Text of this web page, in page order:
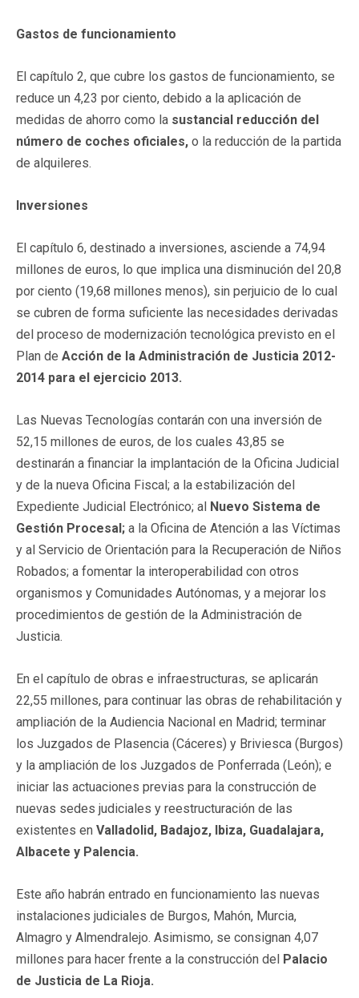
Gastos de funcionamiento
El capítulo 2, que cubre los gastos de funcionamiento, se
reduce un 4,23 por ciento, debido a la aplicación de
medidas de ahorro como la sustancial reducción del
número de coches oficiales, o la reducción de la partida
de alquileres.
Inversiones
El capítulo 6, destinado a inversiones, asciende a 74,94
millones de euros, lo que implica una disminución del 20,8
por ciento (19,68 millones menos), sin perjuicio de lo cual
se cubren de forma suficiente las necesidades derivadas
del proceso de modernización tecnológica previsto en el
Plan de Acción de la Administración de Justicia 2012-
2014 para el ejercicio 2013.
Las Nuevas Tecnologías contarán con una inversión de
52,15 millones de euros, de los cuales 43,85 se
destinarán a financiar la implantación de la Oficina Judicial
y de la nueva Oficina Fiscal; a la estabilización del
Expediente Judicial Electrónico; al Nuevo Sistema de
Gestión Procesal; a la Oficina de Atención a las Víctimas
y al Servicio de Orientación para la Recuperación de Niños
Robados; a fomentar la interoperabilidad con otros
organismos y Comunidades Autónomas, y a mejorar los
procedimientos de gestión de la Administración de
Justicia.
En el capítulo de obras e infraestructuras, se aplicarán
22,55 millones, para continuar las obras de rehabilitación y
ampliación de la Audiencia Nacional en Madrid; terminar
los Juzgados de Plasencia (Cáceres) y Briviesca (Burgos)
y la ampliación de los Juzgados de Ponferrada (León); e
iniciar las actuaciones previas para la construcción de
nuevas sedes judiciales y reestructuración de las
existentes en Valladolid, Badajoz, Ibiza, Guadalajara,
Albacete y Palencia.
Este año habrán entrado en funcionamiento las nuevas
instalaciones judiciales de Burgos, Mahón, Murcia,
Almagro y Almendralejo. Asimismo, se consignan 4,07
millones para hacer frente a la construcción del Palacio
de Justicia de La Rioja.